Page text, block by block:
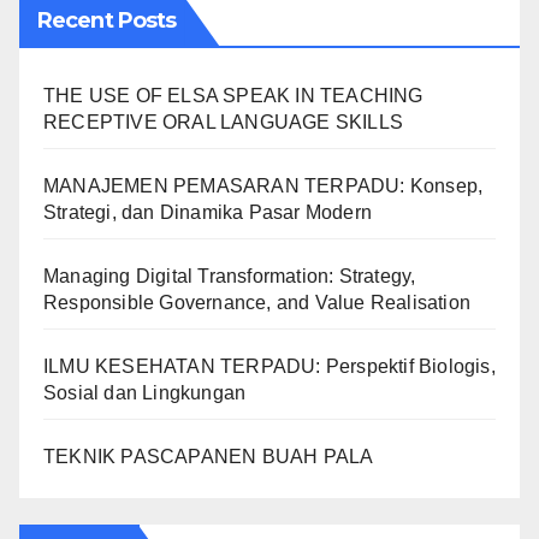
Recent Posts
THE USE OF ELSA SPEAK IN TEACHING
RECEPTIVE ORAL LANGUAGE SKILLS
MANAJEMEN PEMASARAN TERPADU: Konsep,
Strategi, dan Dinamika Pasar Modern
Managing Digital Transformation: Strategy,
Responsible Governance, and Value Realisation
ILMU KESEHATAN TERPADU: Perspektif Biologis,
Sosial dan Lingkungan
TEKNIK PASCAPANEN BUAH PALA